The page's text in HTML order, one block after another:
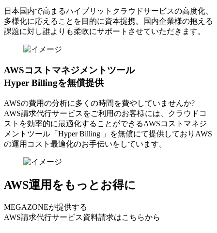
日本国内で高まるハイブリットクラウドサービスの高度化、
多様化に応えることを目的に資本提携。国内企業様の抱える
課題に対し誰よりも柔軟にサポートさせていただきます。
AWSコストマネジメントツール
Hyper Billingを無償提供
AWSの費⽤の分析に多くの時間を費やしていませんか?
AWS請求代⾏サービスをご利⽤のお客様には、クラウドコ
ストを効率的に最適化することができるAWSコストマネジ
メントツール「Hyper Billing 」を無償にて提供しておりAWS
の運⽤コスト最適化のお⼿伝いをしています。
AWS運用をもっとお得に
MEGAZONEが提供する
AWS請求代行サービス資料請求はこちらから